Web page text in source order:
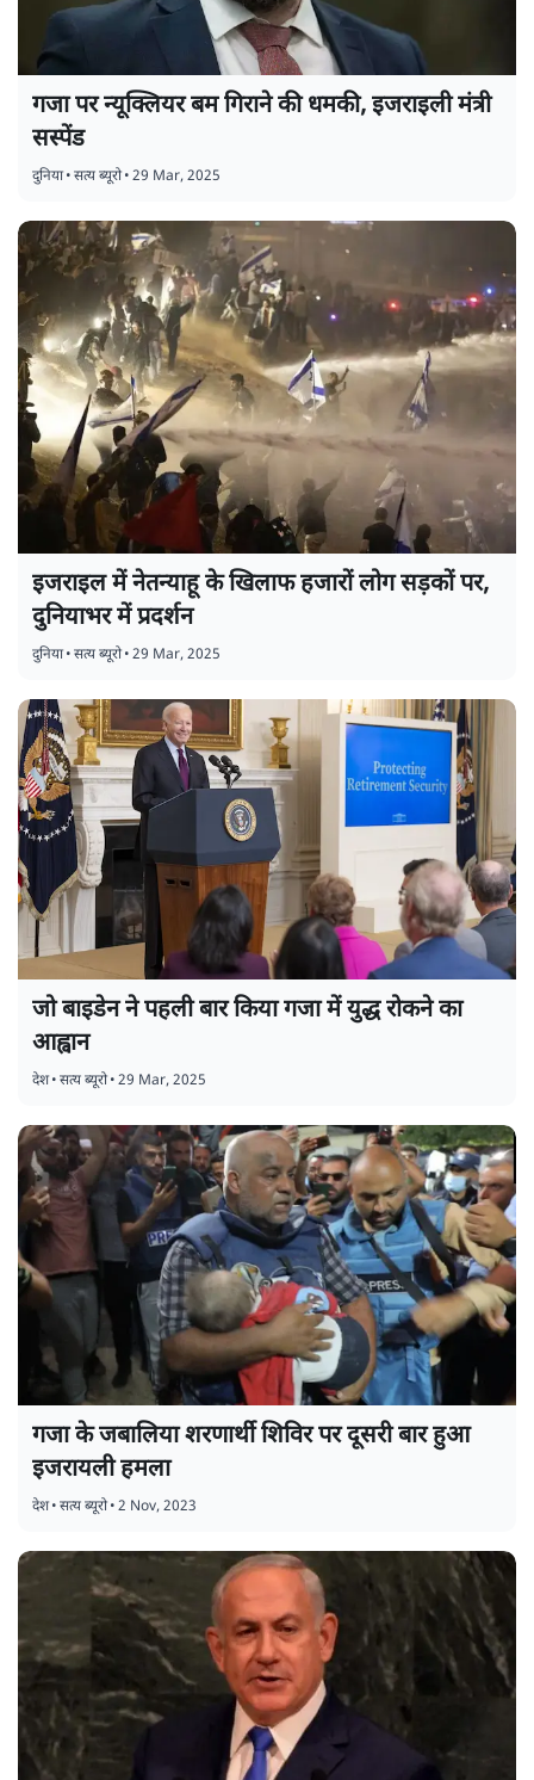
गजा पर न्यूक्लियर बम गिराने की धमकी, इजराइली मंत्री
सस्पेंड
दुनिया• सत्य ब्यूरो •29 Mar, 2025
इजराइल में नेतन्याहू के खिलाफ हजारों लोग सड़कों पर,
दुनियाभर में प्रदर्शन
दुनिया•सत्य ब्यूरो•29 Mar, 2025
जो बाइडेन ने पहली बार किया गजा में युद्ध रोकने का
आह्वान
देश•सत्य ब्यूरो • 29 Mar, 2025
गजा के जबालिया शरणार्थी शिविर पर दूसरी बार हुआ
इजरायली हमला
सत्य ब्यूरो•2 Nov, 2023